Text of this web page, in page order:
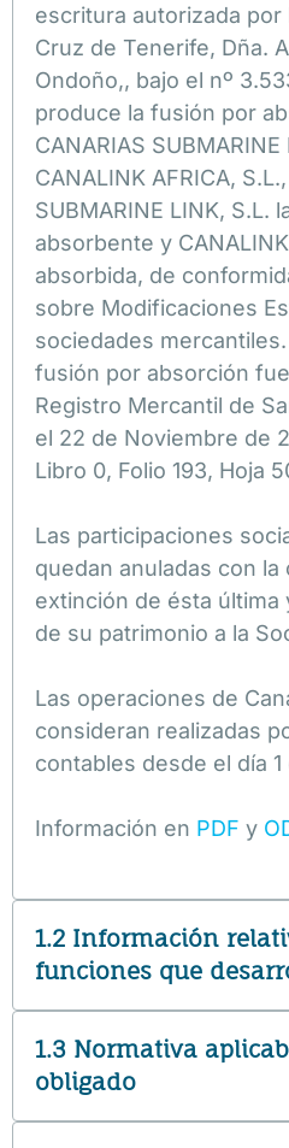
escritura autorizada por
Cruz de Tenerife, Dña.
Ondoño,, bajo el nº
produce la fusión por
CANARIAS
CANALINK AFRICA,
SUBMARINE LINK, S.L.
absorbente y
absorbida, de
sobre Modificaciones
sociedades
fusión por absorción
Registro Mercantil de
el 22 de Noviembre de
Libro 0, Folio 193, Hoja
Las participaciones
quedan anuladas con la
extinción de ésta última
de su patrimonio a la
Las operaciones de
consideran realizadas
contables desde el día
Información en PDF y
1.2 Información
funciones que
1.3 Normativa
obligado